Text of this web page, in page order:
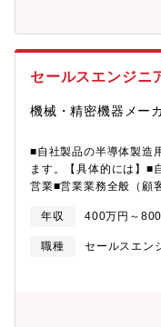
出張がありますが、語
分らしく安心して長く
は物価高対応のためイ
を経験しながら機械を覚
アメリカなど世界中の
で携わります。日本が
けることができます。
も多くあり、グローバ
セールスエンジニ
機械・精密機器メー
■自社製品の半導体製造
ます。【具体的には】■
営業■営業業務全般（顧
【配属部署】事業統括
市）現7名在籍の部署と
年収 400万円～
職種
セールスエン